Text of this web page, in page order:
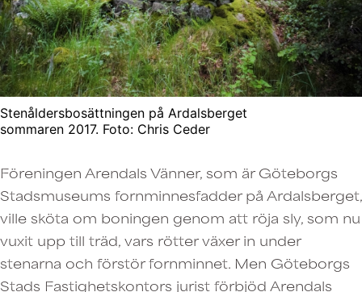
Stenåldersbosättningen på Ardalsberget
sommaren 2017. Foto: Chris Ceder
Föreningen Arendals Vänner, som är Göteborgs
Stadsmuseums fornminnesfadder på Ardalsberget,
ville sköta om boningen genom att röja sly, som nu
vuxit upp till träd, vars rötter växer in under
stenarna och förstör fornminnet. Men Göteborgs
Stads Fastighetskontors jurist förbjöd Arendals